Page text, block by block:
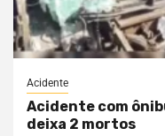
Acidente
Acidente com
deixa 2 mortos